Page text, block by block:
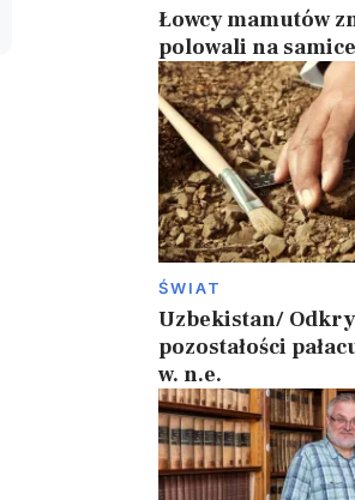
Łowcy mamutów
polowali na samice
ŚWIAT
Uzbekistan/
pozostałości
w. n.e.